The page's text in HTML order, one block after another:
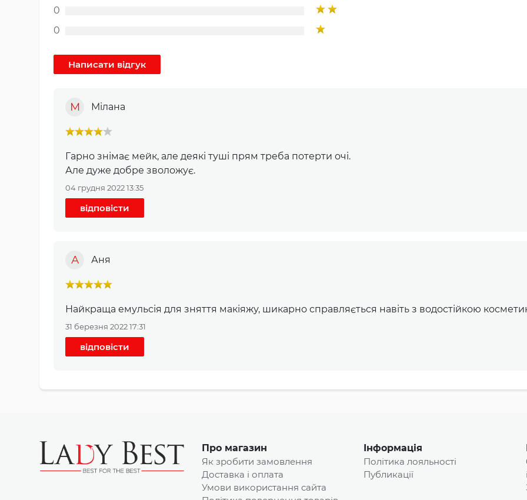
0
0
М Мілана
Гарно знімає мейк, але деякі туші прям треба потерти очі.
Але дуже добре зволожує.
04 грудня 2022 13:35
відповісти
А Аня
Найкраща емульсія для зняття макіяжу, шикарно справляється навіть з водостійкою
31 березня 2022 17:31
відповісти
Про магазин
Як зробити замовлення
Доставка і оплата
Умови використання сайта
Інформація
Політика лояльності
Публикації